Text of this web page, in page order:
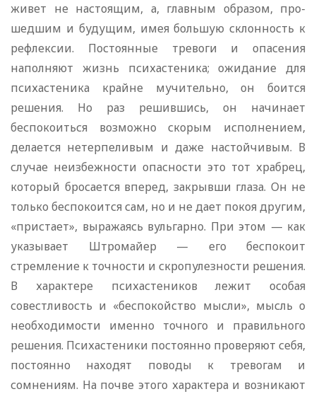
живет не настоящим, а, главным образом, про­
шедшим и будущим, имея большую склонность к
рефлексии. Постоянные тревоги и опасения
наполняют жизнь психастеника; ожи­дание для
психастеника крайне мучительно, он боится
решения. Но раз решившись, он начинает
беспокоиться возможно скорым исполнением,
делается нетерпеливым и даже настойчивым. В
случае неизбежности опасности это тот храбрец,
который бросается вперед, закрывши глаза. Он не
только беспокоится сам, но и не дает покоя другим,
«пристает», выражаясь вульгарно. При этом — как
указывает Штромайер — его беспокоит
стремление к точности и скропулезности решения.
В характере психастеников лежит особая
совестливость и «беспокойство мысли», мысль о
необходимости именно точного и правильного
решения. Психастеники постоянно проверяют себя,
постоянно находят поводы к тревогам и
сомнениям. На почве этого характера и возникают